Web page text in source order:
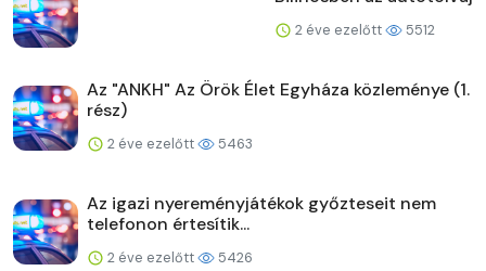
2 éve ezelőtt 5512
Az "ANKH" Az Örök Élet Egyháza közleménye (1.
rész)
2 éve ezelőtt 5463
Az igazi nyereményjátékok győzteseit nem
telefonon értesítik...
2 éve ezelőtt 5426